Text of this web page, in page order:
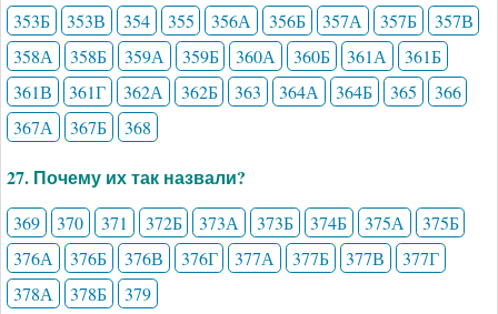
353Б
353В 354 355 356А 356Б 357А 357Б
357В
358А
358Б 359А 359Б 360А 360Б 361А
361Б
361В
361Г 362А 362Б 363 364А 364Б 365
366
367А
367Б 368
27. Почему их так назвали?
369 370 371 372Б 373А 373Б 374Б 375А
375Б
376А
376Б 376В 376Г 377А 377Б 377В
377Г
378А
378Б 379